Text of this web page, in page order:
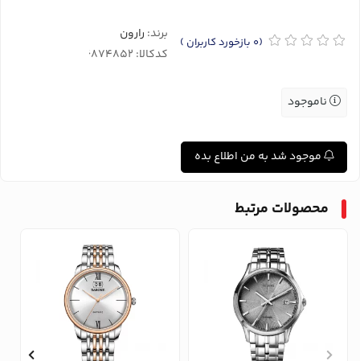
(0 بازخورد کاربران ) برند: رارون
کدکالا:
ناموجود
موجود شد به من اطلاع بده
محصولات مرتبط